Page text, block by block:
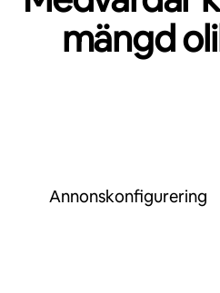
mängd
Annonskonfigurering